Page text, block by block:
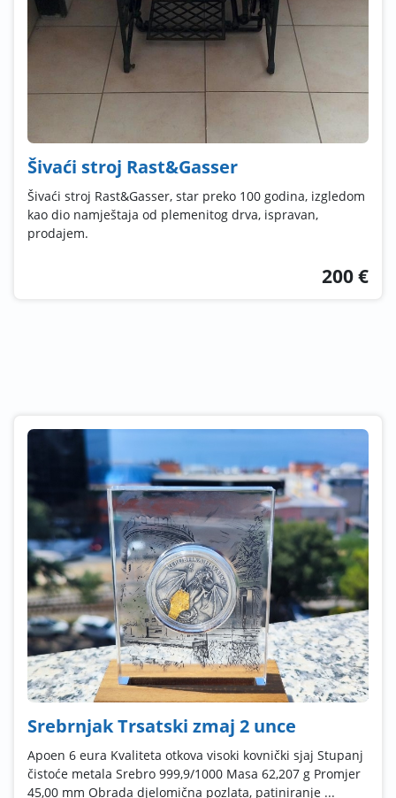
Šivaći stroj Rast&Gasser
Šivaći stroj Rast&Gasser, star preko 100 godina, izgledom
kao dio namještaja od plemenitog drva, ispravan,
prodajem.
200 €
Srebrnjak Trsatski zmaj 2 unce
Apoen 6 eura Kvaliteta otkova visoki kovnički sjaj Stupanj
čistoće metala Srebro 999,9/1000 Masa 62,207 g Promjer
45,00 mm Obrada djelomična pozlata, patiniranje ...